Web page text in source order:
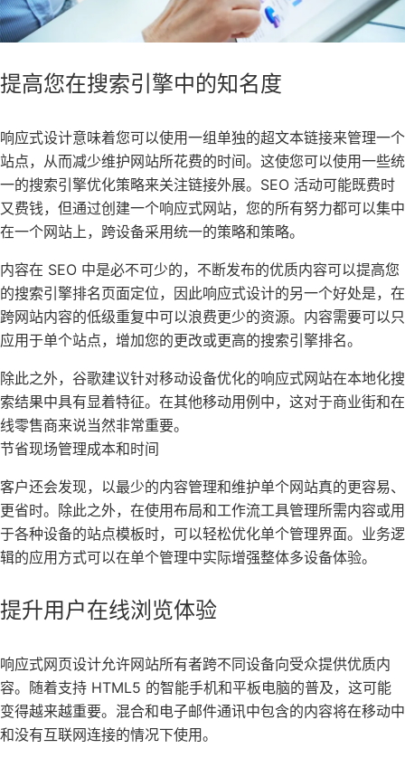
提高您在搜索引擎中的知名度
响应式设计意味着您可以使用一组单独的超文本链接来管理一个
站点，从而减少维护网站所花费的时间。这使您可以使用一些统
一的搜索引擎优化策略来关注链接外展。SEO 活动可能既费时
又费钱，但通过创建一个响应式网站，您的所有努力都可以集中
在一个网站上，跨设备采用统一的策略和策略。
内容在 SEO 中是必不可少的，不断发布的优质内容可以提高您
的搜索引擎排名页面定位，因此响应式设计的另一个好处是，在
跨网站内容的低级重复中可以浪费更少的资源。内容需要可以只
应用于单个站点，增加您的更改或更高的搜索引擎排名。
除此之外，谷歌建议针对移动设备优化的响应式网站在本地化搜
索结果中具有显着特征。在其他移动用例中，这对于商业街和在
线零售商来说当然非常重要。
节省现场管理成本和时间
客户还会发现，以最少的内容管理和维护单个网站真的更容易、
更省时。除此之外，在使用布局和工作流工具管理所需内容或用
于各种设备的站点模板时，可以轻松优化单个管理界面。业务逻
辑的应用方式可以在单个管理中实际增强整体多设备体验。
提升用户在线浏览体验
响应式网页设计允许网站所有者跨不同设备向受众提供优质内
容。随着支持 HTML5 的智能手机和平板电脑的普及，这可能
变得越来越重要。混合和电子邮件通讯中包含的内容将在移动中
和没有互联网连接的情况下使用。